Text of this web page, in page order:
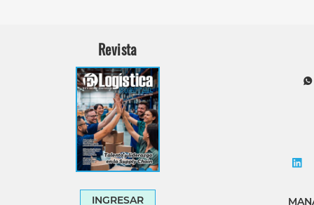
Revista
INGRESAR